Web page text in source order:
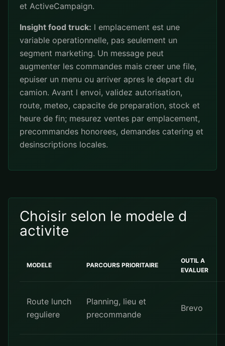
et ActiveCampaign.
Insight food truck: l emplacement est une
variable operationnelle, pas seulement un
segment marketing. Un message peut
augmenter les commandes mais creer une file,
epuiser un menu ou arriver apres le depart du
camion. Avant l envoi, validez autorisation,
route, meteo, capacite de preparation, stock et
heure de fin; mesurez ventes par emplacement,
precommandes honorees, demandes catering et
desinscriptions locales.
Choisir selon le modele d
activite
MODELE PARCOURS PRIORITAIRE
OUTIL A
EVALUER
Route lunch
reguliere
Planning, lieu et
precommande
Brevo